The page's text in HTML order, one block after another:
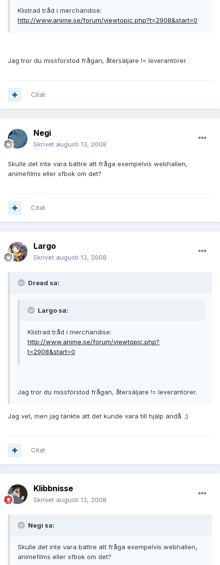
Klistrad tråd i merchandise:
http://www.anime.se/forum/viewtopic.php?t=2908&start=0
Jag tror du missförstod frågan, återsäljare != leverantörer.
Citat
Negi
Skrivet augusti 13, 2008
Skulle det inte vara bättre att fråga exempelvis webhallen,
animefilms eller sfbok om det?
Citat
Largo
Skrivet augusti 13, 2008
Dread sa:
Largo sa:
Klistrad tråd i merchandise:
http://www.anime.se/forum/viewtopic.php?
t=2908&start=0
Jag tror du missförstod frågan, återsäljare != leverantörer.
Jag vet, men jag tänkte att det kunde vara till hjälp ändå. ;)
Citat
Klibbnisse
Skrivet augusti 13, 2008
Negi sa:
Skulle det inte vara bättre att fråga exempelvis webhallen,
animefilms eller sfbok om det?